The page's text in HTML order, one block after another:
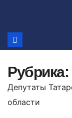
содержимому
Рубрика:
Депутаты
области